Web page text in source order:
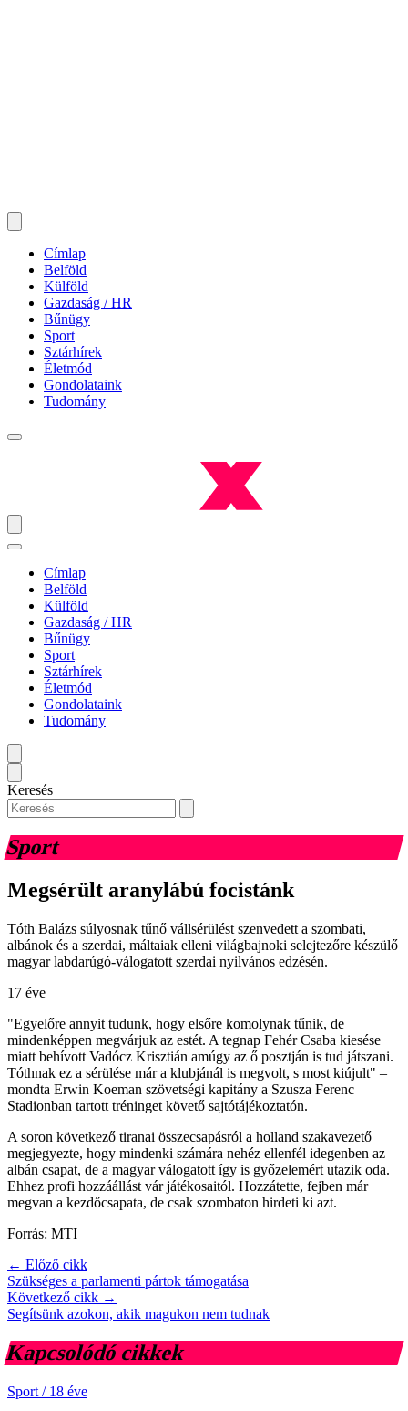
Címlap
Belföld
Külföld
Gazdaság / HR
Bűnügy
Sport
Sztárhírek
Életmód
Gondolataink
Tudomány
Címlap
Belföld
Külföld
Gazdaság / HR
Bűnügy
Sport
Sztárhírek
Életmód
Gondolataink
Tudomány
Keresés
Sport
Megsérült aranylábú focistánk
Tóth Balázs súlyosnak tűnő vállsérülést szenvedett a szombati,
albánok és a szerdai, máltaiak elleni világbajnoki selejtezőre készülő
magyar labdarúgó-válogatott szerdai nyilvános edzésén.
17 éve
"Egyelőre annyit tudunk, hogy elsőre komolynak tűnik, de
mindenképpen megvárjuk az estét. A tegnap Fehér Csaba kiesése
miatt behívott Vadócz Krisztián amúgy az ő posztján is tud játszani.
Tóthnak ez a sérülése már a klubjánál is megvolt, s most kiújult" –
mondta Erwin Koeman szövetségi kapitány a Szusza Ferenc
Stadionban tartott tréninget követő sajtótájékoztatón.
A soron következő tiranai összecsapásról a holland szakavezető
megjegyezte, hogy mindenki számára nehéz ellenfél idegenben az
albán csapat, de a magyar válogatott így is győzelemért utazik oda.
Ehhez profi hozzáállást vár játékosaitól. Hozzátette, fejben már
megvan a kezdőcsapata, de csak szombaton hirdeti ki azt.
Forrás: MTI
← Előző cikk
Szükséges a parlamenti pártok támogatása
Következő cikk →
Segítsünk azokon, akik magukon nem tudnak
Kapcsolódó cikkek
Sport / 18 éve